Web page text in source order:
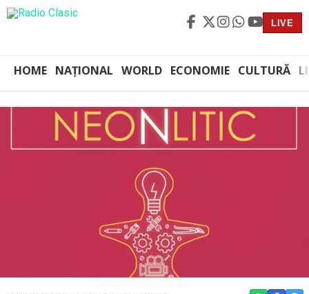
LIVE
HOME NAȚIONAL WORLD ECONOMIE CULTURĂ